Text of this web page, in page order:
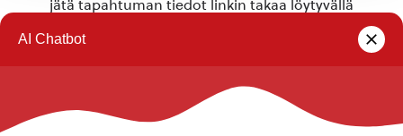
jätä tapahtuman tiedot linkin takaa löytyvällä
Rautalammin kunta